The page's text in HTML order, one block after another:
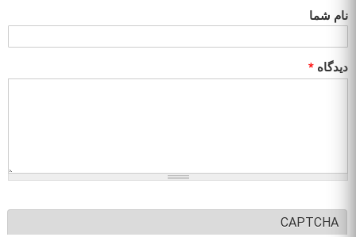
نام شما
دیدگاه *
CAPTCHA